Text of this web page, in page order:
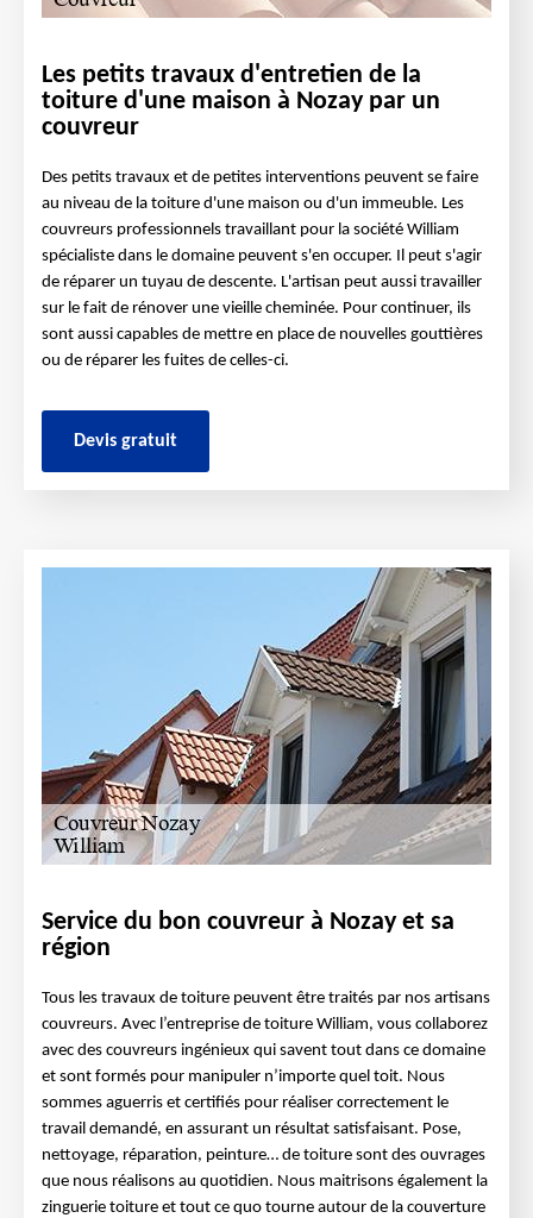
Les petits travaux d'entretien de la
toiture d'une maison à Nozay par un
couvreur
Des petits travaux et de petites interventions peuvent se faire
au niveau de la toiture d'une maison ou d'un immeuble. Les
couvreurs professionnels travaillant pour la société William
spécialiste dans le domaine peuvent s'en occuper. Il peut s'agir
de réparer un tuyau de descente. L'artisan peut aussi travailler
sur le fait de rénover une vieille cheminée. Pour continuer, ils
sont aussi capables de mettre en place de nouvelles gouttières
ou de réparer les fuites de celles-ci.
Devis gratuit
Service du bon couvreur à Nozay et sa
région
Tous les travaux de toiture peuvent être traités par nos artisans
couvreurs. Avec l’entreprise de toiture William, vous collaborez
avec des couvreurs ingénieux qui savent tout dans ce domaine
et sont formés pour manipuler n’importe quel toit. Nous
sommes aguerris et certifiés pour réaliser correctement le
travail demandé, en assurant un résultat satisfaisant. Pose,
nettoyage, réparation, peinture… de toiture sont des ouvrages
que nous réalisons au quotidien. Nous maitrisons également la
zinguerie toiture et tout ce quo tourne autour de la couverture